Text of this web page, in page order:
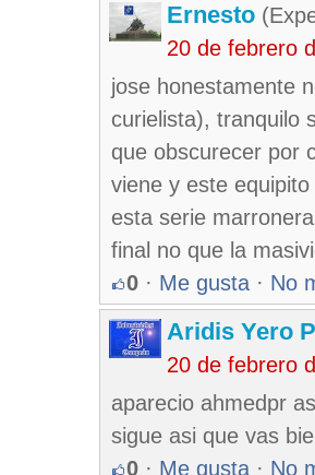
Ernesto
20 de febrero
jose honestamente
curielista), tranquilo
que obscurecer por
viene y este
esta serie
final no que la
0 · Me gusta · No
Aridis Yero
20 de febrero
aparecio ahmedpr
sigue asi que vas
0 · Me gusta · No